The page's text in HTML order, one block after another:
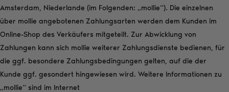
Amsterdam, Niederlande (im Folgenden: „mollie“). Die einzelnen
über mollie angebotenen Zahlungsarten werden dem Kunden im
Online-Shop des Verkäufers mitgeteilt. Zur Abwicklung von
Zahlungen kann sich mollie weiterer Zahlungsdienste bedienen, für
die ggf. besondere Zahlungsbedingungen gelten, auf die der
Kunde ggf. gesondert hingewiesen wird. Weitere Informationen zu
„mollie“ sind im Internet